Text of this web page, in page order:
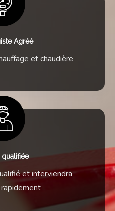
Agréé
et chaudière
qualifiée
et interviendra